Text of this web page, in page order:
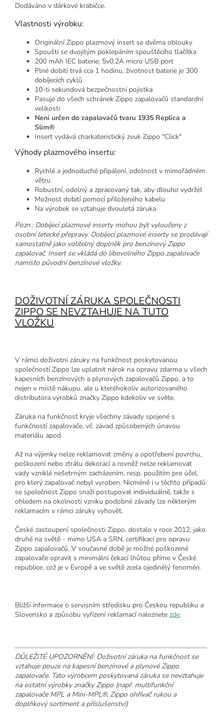
Dodáváno v dárkové krabičce.
Vlastnosti výrobku:
Originální Zippo plazmový insert se dvěma oblouky
Spouští se dvojitým poklepáním spouštěcího tlačítka
200 mAh IEC baterie; 5v0.2A micro USB port
Plné dobití trvá cca 1 hodinu, životnost baterie je 300
dobíjecích cyklů
10-ti sekundová bezpečnostní pojistka
Pasuje do všech schránek Zippo zapalovačů standardní
velikosti
Není určen do zapalovačů tvaru 1935 Replica a
Slim®
Insert vydává charkateristický zvuk Zippo "Click"
Výhody plazmového insertu:
Rychlé a jednoduché připálení, odolnost v mimořádném
větru
Robustní, odolný a zpracovaný tak, aby dlouho vydržel
Možnost dobití pomocí přiloženého kabelu
Na výrobek se vztahuje dvouletá záruka
Pozn.: Dobíjecí plazmové inserty mohou být vyloučeny z
osobní letecké přepravy. Dobíjecí plazmové inserty se prodávají
samostatně jako volitelný doplněk pro benzínový Zippo
zapalovač. Insert se vkládá do libovolného Zippo zapalovače
namísto původní benzínové vložky.
DOŽIVOTNÍ ZÁRUKA SPOLEČNOSTI
ZIPPO SE NEVZTAHUJE NA TUTO
VLOŽKU
V rámci doživotní záruky na funkčnost poskytovanou
společností Zippo lze uplatnit nárok na opravu zdarma u všech
kapesních benzínových a plynových zapalovačů Zippo, a to
nejen v místě nákupu, ale u kteréhokoliv autorizovaného
distributora výrobků značky Zippo kdekoliv ve světe.
Záruka na funkčnost kryje všechny závady spojené s
funkčností zapalovače, vč. závad způsobených únavou
materiálu apod.
Až na výjimky nelze reklamovat změny a opotřebení povrchu,
poškození nebo ztrátu dekorací a rovněž nelze reklamovat
vady vzniklé nešetrným zacházením, resp. použitím pro účel,
pro který zapalovač nebyl vyroben. Nicméně i u těchto případů
se společnost Zippo snaží postupovat individuálně, takže s
ohledem na okolnosti vzniku podobné závady lze některým
reklamacím v rámci záruky vyhovět.
České zastoupení společnosti Zippo, dostalo v roce 2012, jako
druhé na světě - mimo USA a SRN, certifikaci pro opravu
Zippo zapalovačů. V současné době je možné poškozené
zapalovače opravit s minimální čekací lhůtou přímo v České
republice, což je v Evropě a ve světě zcela ojedinělý fenomén.
Bližší informace o servisním středisku pro Českou republiku a
Slovensko a způsobu vyřízení reklamací naleznete zde.
DŮLEŽITÉ UPOZORNĚNÍ: Doživotní záruka na funkčnost se
vztahuje pouze na kapesní benzínové a plynové Zippo
zapalovače. Tato výrobcem poskytovaná záruka se nevztahuje
na ostatní výrobky značky Zippo (např. multifunkční
zapalovače MPL a Mini-MPL®, Zippo ohřívač rukou a
doplňkový sortiment a příslušenství)